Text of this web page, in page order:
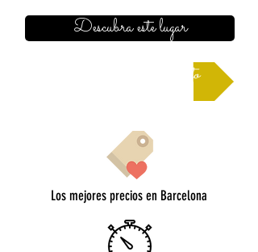
Descubra este lugar
Solicitar un presupuesto
Los mejores precios en Barcelona